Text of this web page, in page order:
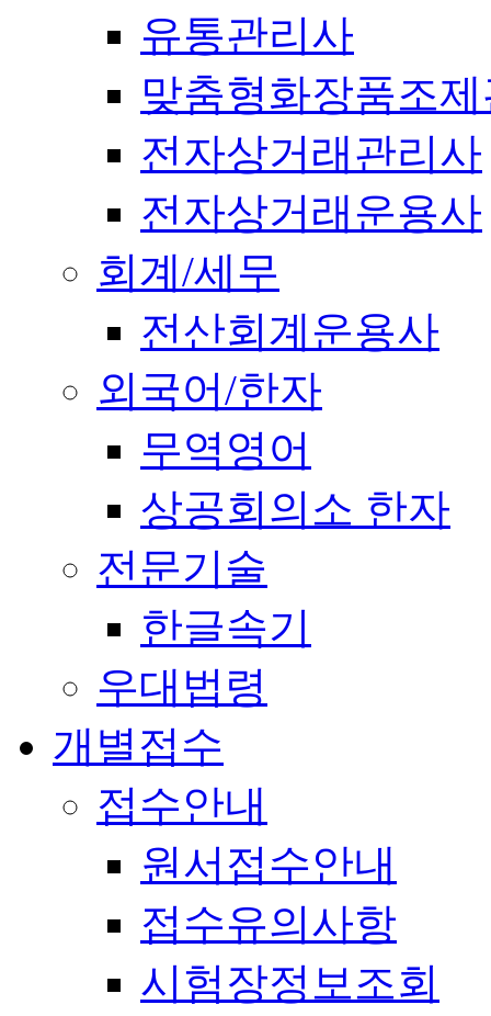
유통관리사
맞춤형화장품조
전자상거래관리사
전자상거래운용사
회계/세무
전산회계운용사
외국어/한자
무역영어
상공회의소 한자
전문기술
한글속기
우대법령
개별접수
접수안내
원서접수안내
접수유의사항
시험장정보조회